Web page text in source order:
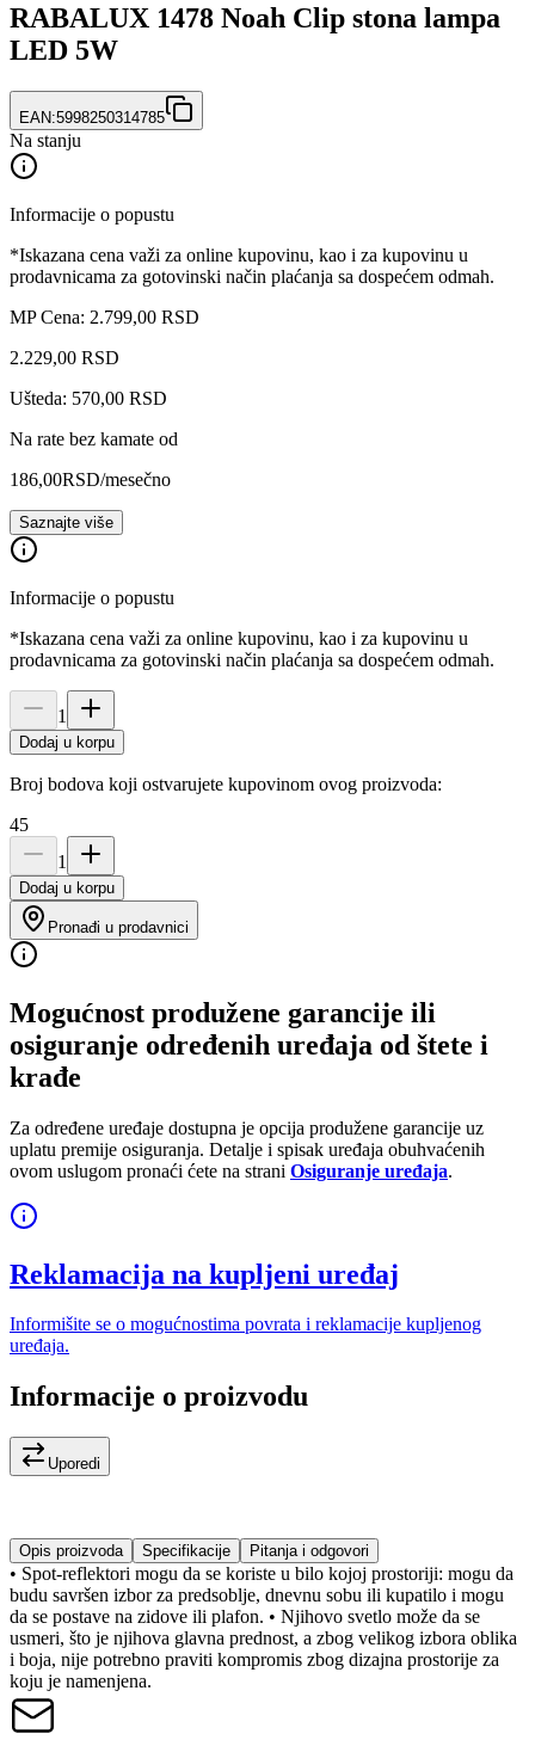
RABALUX 1478 Noah Clip stona lampa
LED 5W
EAN:5998250314785
Na stanju
Informacije o popustu
*Iskazana cena važi za online kupovinu, kao i za kupovinu u
prodavnicama za gotovinski način plaćanja sa dospećem odmah.
MP Cena: 2.799,00 RSD
2.229,00 RSD
Ušteda: 570,00 RSD
Na rate bez kamate od
186,00RSD/mesečno
Saznajte više
Informacije o popustu
*Iskazana cena važi za online kupovinu, kao i za kupovinu u
prodavnicama za gotovinski način plaćanja sa dospećem odmah.
1
Dodaj u korpu
Broj bodova koji ostvarujete kupovinom ovog proizvoda:
45
1
Dodaj u korpu
Pronađi u prodavnici
Mogućnost produžene garancije ili
osiguranje određenih uređaja od štete i
krađe
Za određene uređaje dostupna je opcija produžene garancije uz
uplatu premije osiguranja. Detalje i spisak uređaja obuhvaćenih
ovom uslugom pronaći ćete na strani Osiguranje uređaja.
Reklamacija na kupljeni uređaj
Informišite se o mogućnostima povrata i reklamacije kupljenog
uređaja.
Informacije o proizvodu
Uporedi
Opis proizvoda Specifikacije Pitanja i odgovori
• Spot-reflektori mogu da se koriste u bilo kojoj prostoriji: mogu da
budu savršen izbor za predsoblje, dnevnu sobu ili kupatilo i mogu
da se postave na zidove ili plafon. • Njihovo svetlo može da se
usmeri, što je njihova glavna prednost, a zbog velikog izbora oblika
i boja, nije potrebno praviti kompromis zbog dizajna prostorije za
koju je namenjena.